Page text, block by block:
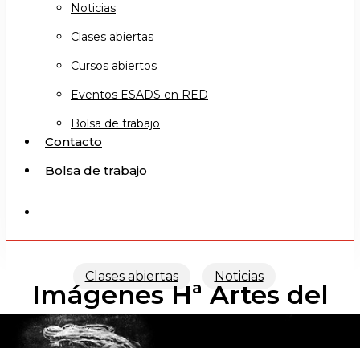
Noticias
Clases abiertas
Cursos abiertos
Eventos ESADS en RED
Bolsa de trabajo
Contacto
Bolsa de trabajo
Clases abiertas Noticias
Imágenes Hª Artes del
Espectáculo